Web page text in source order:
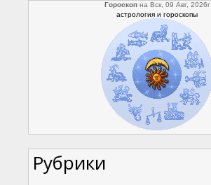
Гороскопна Вск, 09 Авг, 2026г
астрология и гороскопы
Рубрики